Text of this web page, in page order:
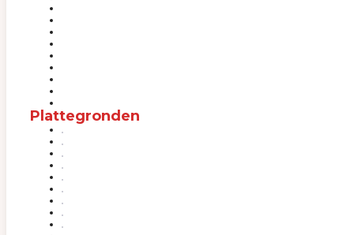
Plattegronden